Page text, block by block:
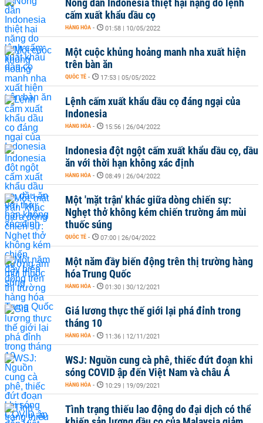
Nông dân Indonesia thiệt hại nặng do lệnh
cấm xuất khẩu dầu cọ
HÀNG HÓA - 01:58 | 10/05/2022
Một cuộc khủng hoảng manh nha xuất hiện
trên bàn ăn
QUỐC TẾ - 17:53 | 05/05/2022
Lệnh cấm xuất khẩu dầu cọ đáng ngại của
Indonesia
HÀNG HÓA - 15:56 | 26/04/2022
Indonesia đột ngột cấm xuất khẩu dầu cọ, dầu
ăn với thời hạn không xác định
HÀNG HÓA - 08:49 | 26/04/2022
Một 'mặt trận' khác giữa dòng chiến sự:
Nghẹt thở không kém chiến trường ám mùi
thuốc súng
QUỐC TẾ - 07:00 | 26/04/2022
Một năm đầy biến động trên thị trường hàng
hóa Trung Quốc
HÀNG HÓA - 01:30 | 30/12/2021
Giá lương thực thế giới lại phá đỉnh trong
tháng 10
HÀNG HÓA - 11:36 | 12/11/2021
WSJ: Nguồn cung cà phê, thiếc đứt đoạn khi
sóng COVID ập đến Việt Nam và châu Á
HÀNG HÓA - 10:29 | 19/09/2021
Tình trạng thiếu lao động do đại dịch có thể